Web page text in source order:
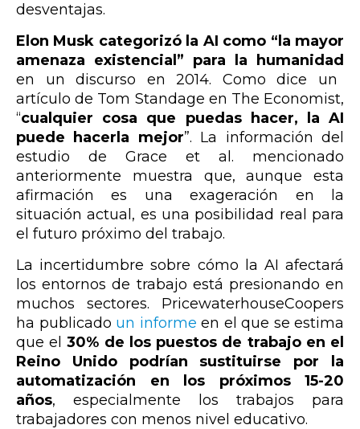
desventajas.
Elon Musk categorizó la AI como “la mayor
amenaza existencial” para
la humanidad
en un discurso en 2014. Como dice un
artículo de Tom Standage en The Economist,
“cualquier cosa que puedas hacer, la AI
puede hacerla mejor”. La información del
estudio de Grace et al. mencionado
anteriormente muestra que, aunque esta
afirmación es una exageración en la
situación actual, es una posibilidad real para
el futuro próximo del trabajo.
La incertidumbre sobre cómo la AI afectará
los entornos de trabajo está presionando en
muchos sectores. PricewaterhouseCoopers
ha publicado un informe en el que se estima
que el30% de los puestos de trabajo en el
Reino Unido podrían sustituirse por la
automatización en los próximos 15-20
años, especialmente los trabajos para
trabajadores con menos nivel educativo.